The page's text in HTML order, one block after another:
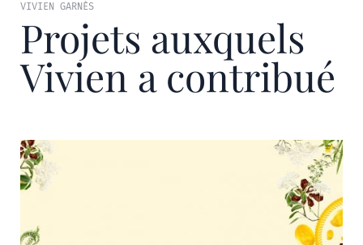
VIVIEN GARNÈS
Projets auxquels
Vivien a contribué